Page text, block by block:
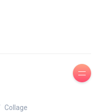
Collage